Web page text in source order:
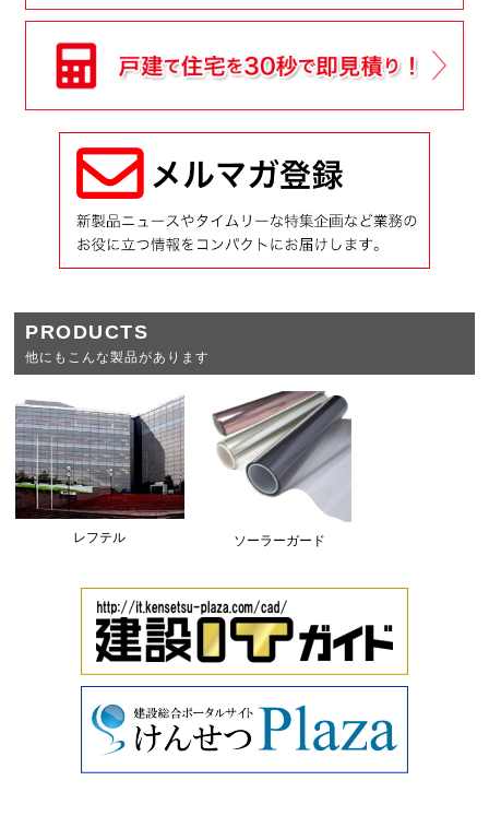
PRODUCTS
他にもこんな製品があります
レフテル ソーラーガード